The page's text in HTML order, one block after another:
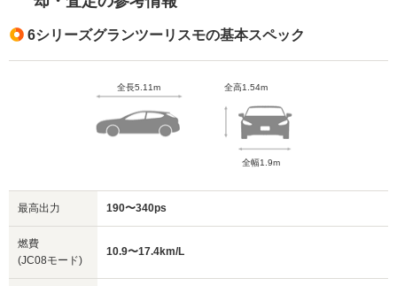
6シリーズグランツーリスモの基本スペック
全長5.11m 全高1.54m
全幅1.9m
最高出力 190〜340ps
燃費
(JC08モード)
10.9〜17.4km/L